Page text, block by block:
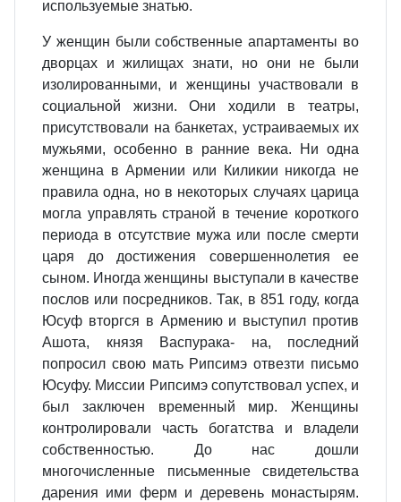
используемые знатью.
У женщин были собственные апартаменты во
дворцах и жилищах знати, но они не были
изолированными, и женщины участвовали в
социальной жизни. Они ходили в театры,
присутствовали на банкетах, устраиваемых их
мужьями, особенно в ранние века. Ни одна
женщина в Армении или Киликии никогда не
правила одна, но в некоторых случаях царица
могла управлять страной в течение короткого
периода в отсутствие мужа или после смерти
царя до достижения совершеннолетия ее
сыном. Иногда женщины выступали в качестве
послов или посредников. Так, в 851 году, когда
Юсуф вторгся в Армению и выступил против
Ашота, князя Васпурака- на, последний
попросил свою мать Рипсимэ отвезти письмо
Юсуфу. Миссии Рипсимэ сопутствовал успех, и
был заключен временный мир. Женщины
контролировали часть богатства и владели
собственностью. До нас дошли
многочисленные письменные свидетельства
дарения ими ферм и деревень монастырям.